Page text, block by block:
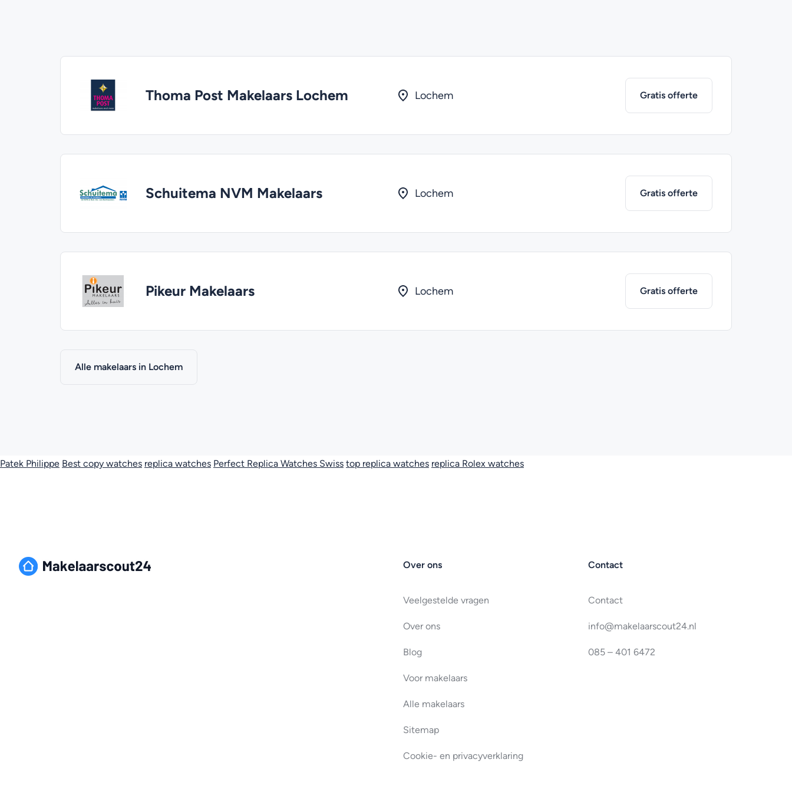
Thoma Post Makelaars Lochem Lochem Gratis offerte
Schuitema NVM Makelaars Lochem Gratis offerte
Pikeur Makelaars Lochem Gratis offerte
Alle makelaars in Lochem
Patek Philippe Best copy watches replica watches Perfect Replica Watches Swiss top replica watches replica Rolex watches
Over ons
Veelgestelde vragen
Over ons
Blog
Voor makelaars
Alle makelaars
Sitemap
Cookie- en privacyverklaring
Contact
Contact
info@makelaarscout24.nl
085 – 401 6472